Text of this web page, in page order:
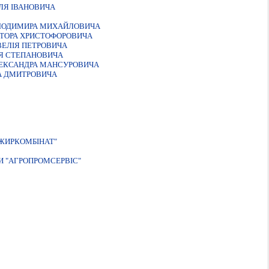
IВАНОВИЧА
МИХАЙЛОВИЧА
ХРИСТОФОРОВИЧА
ПЕТРОВИЧА
СТЕПАНОВИЧА
МАНСУРОВИЧА
ДМИТРОВИЧА
"АГРОПРОМСЕРВІС"